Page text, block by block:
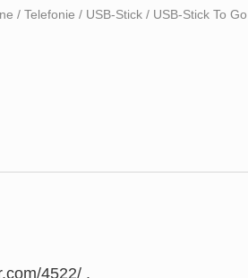
/ Telefonie / USB-Stick / USB-Stick To Go
4522/ .